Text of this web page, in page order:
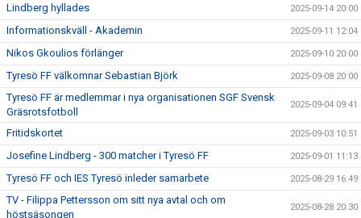
Lindberg hyllades 2025-09-14 20:00
Informationskväll - Akademin 2025-09-11 12:04
Nikos Gkoulios förlänger 2025-09-10 20:00
Tyresö FF välkomnar Sebastian Björk 2025-09-08 20:00
Tyresö FF är medlemmar i nya organisationen SGF Svensk
Gräsrotsfotboll
2025-09-04 09:41
Fritidskortet 2025-09-03 10:51
Josefine Lindberg - 300 matcher i Tyresö FF 2025-09-01 11:13
Tyresö FF och IES Tyresö inleder samarbete 2025-08-29 16:49
TV - Filippa Pettersson om sitt nya avtal och om
höstsäsongen
2025-08-28 20:30